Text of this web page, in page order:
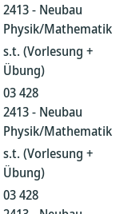
2413 - Neubau
Physik/Mathematik
s.t. (Vorlesung +
Übung)
03 428
2413 - Neubau
Physik/Mathematik
s.t. (Vorlesung +
Übung)
03 428